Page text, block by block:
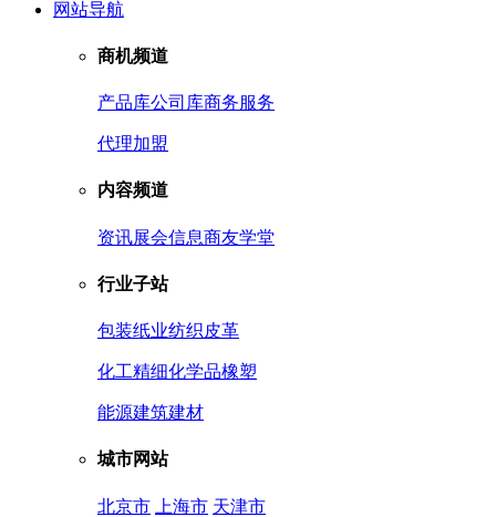
网站导航
商机频道
产品库公司库商务服务
代理加盟
内容频道
资讯展会信息商友学堂
行业子站
包装纸业纺织皮革
化工精细化学品橡塑
能源建筑建材
城市网站
北京市 上海市 天津市